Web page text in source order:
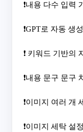
❗내용 다수 입력
❗GPT로 자동 생
❗ 키워드 기반의
❗내용 문구 문구
❗이미지 여러 개
❗이미지 세탁 설